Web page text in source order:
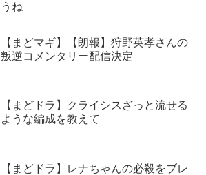
うね
【まどマギ】【朗報】狩野英孝さんの
叛逆コメンタリー配信決定
【まどドラ】クライシスざっと流せる
ような編成を教えて
【まどドラ】レナちゃんの必殺をブレ